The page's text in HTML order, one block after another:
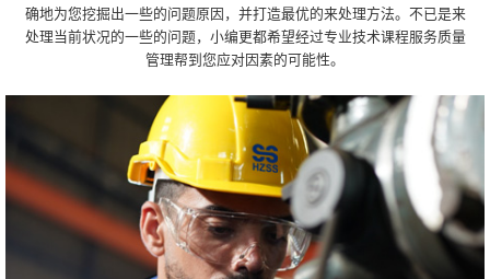
确地为您挖掘出一些的问题原因，并打造最优的来处理方法。不已是来
处理当前状况的一些的问题，小编更都希望经过专业技术课程服务质量
管理帮到您应对因素的可能性。